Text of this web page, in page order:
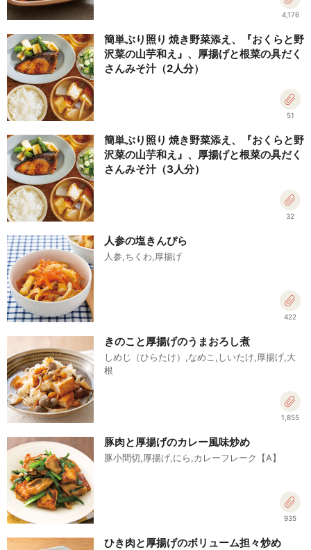
4,176
簡単ぶり照り 焼き野菜添え、『おくらと野
沢菜の山芋和え』、厚揚げと根菜の具だく
さんみそ汁（2人分）
51
簡単ぶり照り 焼き野菜添え、『おくらと野
沢菜の山芋和え』、厚揚げと根菜の具だく
さんみそ汁（3人分）
32
人参の塩きんぴら
人参,ちくわ,厚揚げ
422
きのこと厚揚げのうまおろし煮
しめじ（ひらたけ）,なめこ,しいたけ,厚揚げ,大
根
1,855
豚肉と厚揚げのカレー風味炒め
豚小間切,厚揚げ,にら,カレーフレーク【A】
935
ひき肉と厚揚げのボリューム担々炒め